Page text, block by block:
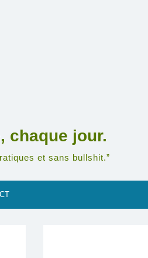
chaque jour.
et sans bullshit.”